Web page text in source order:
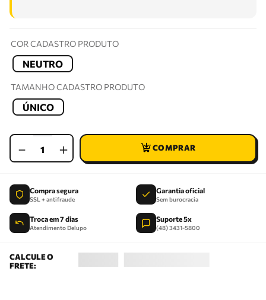
COR CADASTRO PRODUTO
NEUTRO
TAMANHO CADASTRO PRODUTO
ÚNICO
＋
－
Compra segura
SSL + antifraude
Garantia oficial
Sem burocracia
Troca em 7 dias
Atendimento Delupo
Suporte 5x
(48) 3431-5800